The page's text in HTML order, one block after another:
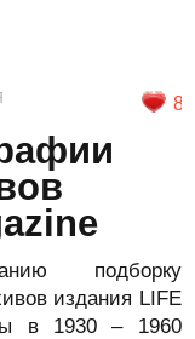
8
подборку
издания LIFE
в 1930 – 1960